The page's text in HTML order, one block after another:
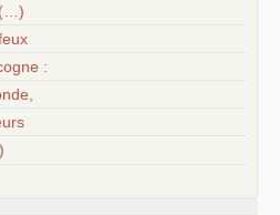
(…)
: